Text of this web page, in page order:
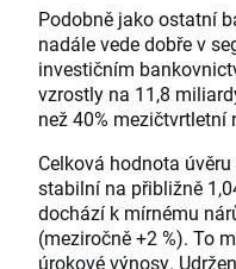
Podobně jako ostatní
nadále vede dobře v
investičním
vzrostly na 11,8
než 40% mezičtvrtletní
Celková hodnota
stabilní na přibližně
dochází k mírnému
(meziročně +2 %). To
úrokové výnosy.